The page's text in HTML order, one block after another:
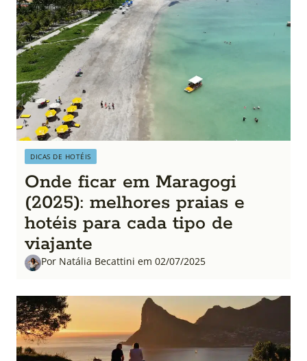
DICAS DE HOTÉIS
Onde ficar em Maragogi
(2025): melhores praias e
hotéis para cada tipo de
viajante
Por Natália Becattini em 02/07/2025